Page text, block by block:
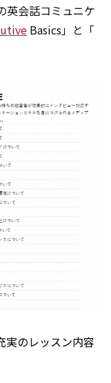
英会話コミュニケ
Basics」と「
実のレッスン内容